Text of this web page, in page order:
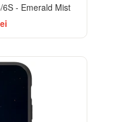
- Emerald Mist